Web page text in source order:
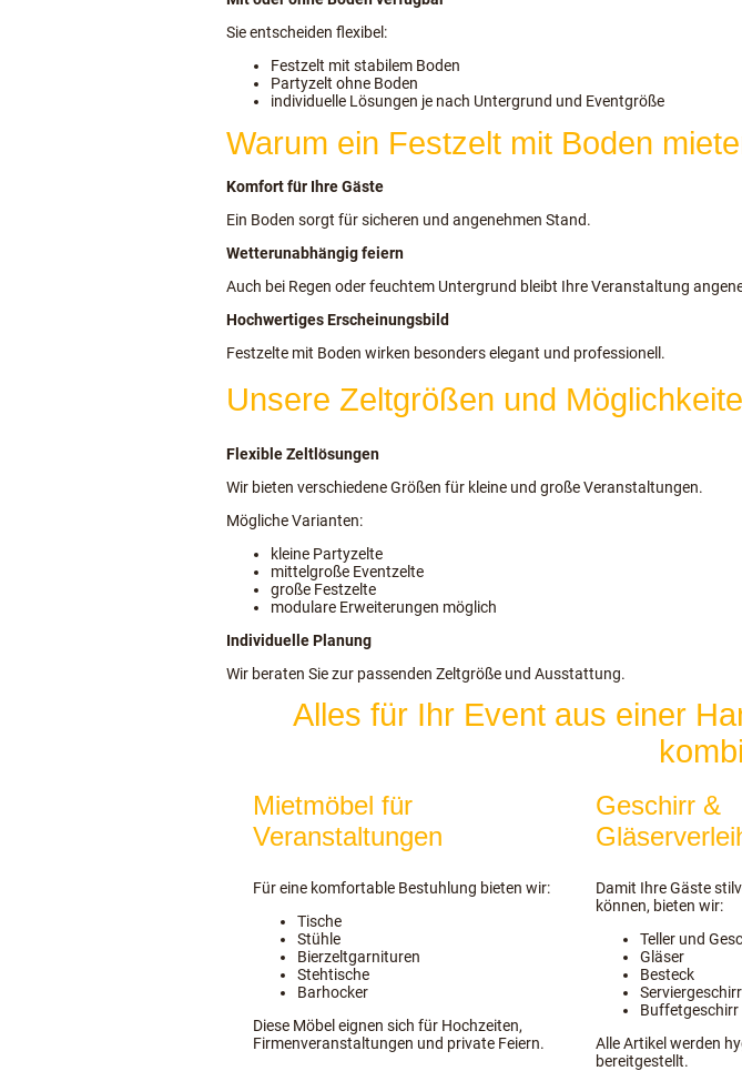
Sie entscheiden flexibel:
Festzelt mit stabilem Boden
Partyzelt ohne Boden
individuelle Lösungen je nach Untergrund und Eventgröße
Warum ein Festzelt mit Boden
Komfort für Ihre Gäste
Ein Boden sorgt für sicheren und angenehmen Stand.
Wetterunabhängig feiern
Auch bei Regen oder feuchtem Untergrund bleibt Ihre Veranstaltung
Hochwertiges Erscheinungsbild
Festzelte mit Boden wirken besonders elegant und professionell.
Unsere Zeltgrößen und
Flexible Zeltlösungen
Wir bieten verschiedene Größen für kleine und große Veranstaltungen.
Mögliche Varianten:
kleine Partyzelte
mittelgroße Eventzelte
große Festzelte
modulare Erweiterungen möglich
Individuelle Planung
Wir beraten Sie zur passenden Zeltgröße und Ausstattung.
Alles für Ihr Event aus einer
Mietmöbel für
Veranstaltungen
Für eine komfortable Bestuhlung bieten wir:
Tische
Stühle
Bierzeltgarnituren
Stehtische
Barhocker
Diese Möbel eignen sich für Hochzeiten,
Firmenveranstaltungen und private Feiern.
Geschirr &
Damit Ihre Gäste
können, bieten wir:
Teller und
Gläser
Besteck
Serviergeschirr
Buffetgeschirr
Alle Artikel werden
bereitgestellt.